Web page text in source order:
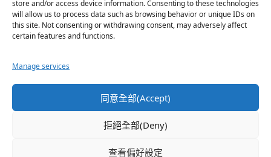
store and/or access device information. Consenting to these technologies
will allow us to process data such as browsing behavior or unique IDs on
this site. Not consenting or withdrawing consent, may adversely affect
certain features and functions.
Manage services
同意全部(Accept)
拒絕全部(Deny)
查看偏好設定
於『強風吹拂』
珊·2026-06-18
第…
於『白領羽球部』